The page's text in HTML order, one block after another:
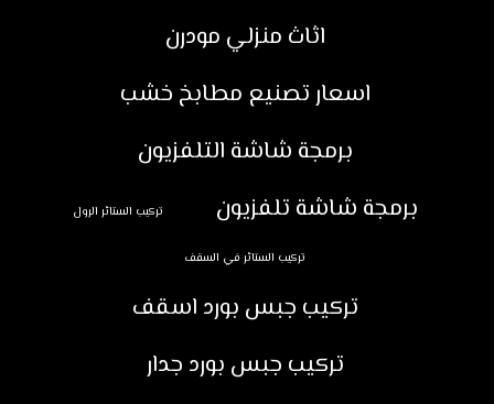
اثاث منزلي مودرن
اسعار تصنيع مطابخ خشب
برمجة شاشة التلفزيون
برمجة شاشة تلفزيون
تركيب الستائر الرول
تركيب الستائر في السقف
تركيب جبس بورد اسقف
تركيب جبس بورد جدار